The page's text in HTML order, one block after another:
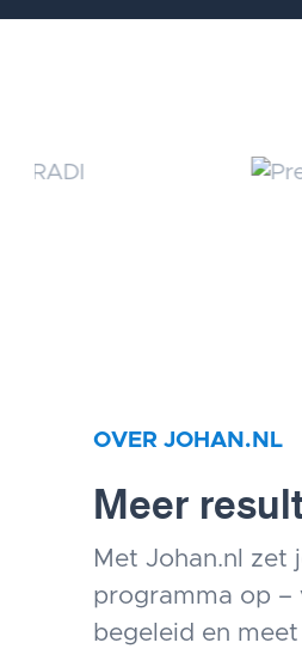
OVER JOHAN.NL
Meer
Met Johan.nl zet
programma op –
begeleid en